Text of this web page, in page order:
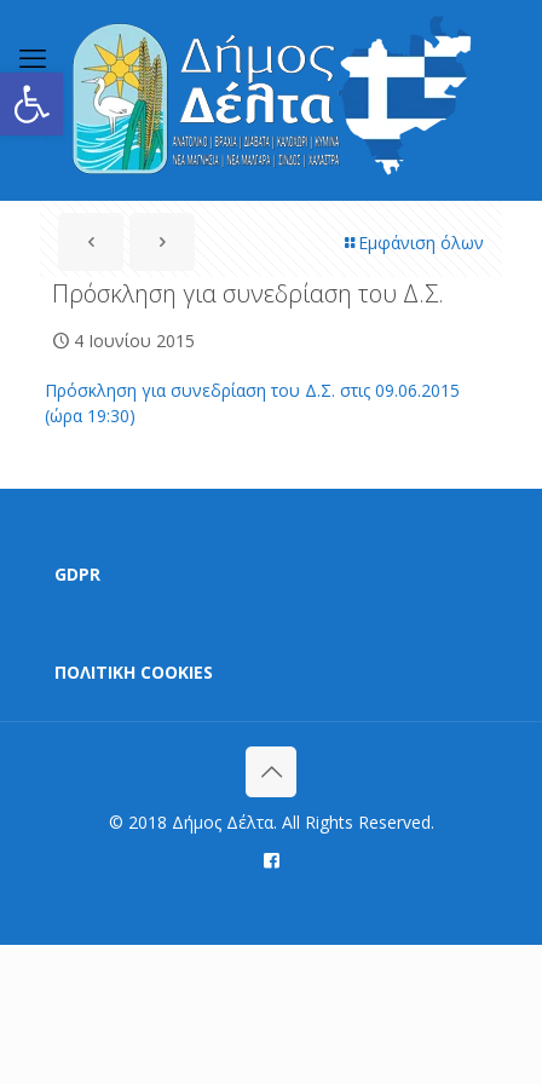
Ανοίξτε τη γραμμή εργαλείων
Εμφάνιση όλων
Πρόσκληση για συνεδρίαση του Δ.Σ.
4 Ιουνίου 2015
Πρόσκληση για συνεδρίαση του Δ.Σ. στις 09.06.2015
(ώρα 19:30)
GDPR
ΠΟΛΙΤΙΚΗ COOKIES
© 2018 Δήμος Δέλτα. All Rights Reserved.